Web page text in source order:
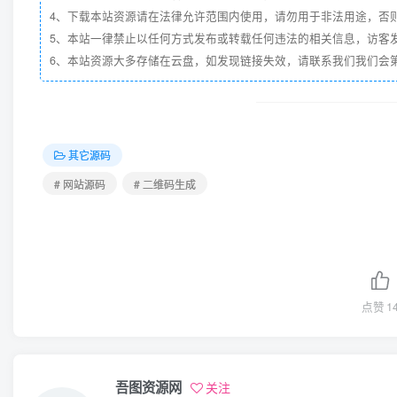
4、下载本站资源请在法律允许范围内使用，请勿用于非法用途，否
5、本站一律禁止以任何方式发布或转载任何违法的相关信息，访客
6、本站资源大多存储在云盘，如发现链接失效，请联系我们我们
其它源码
# 网站源码
# 二维码生成
点赞
吾图资源网 关注